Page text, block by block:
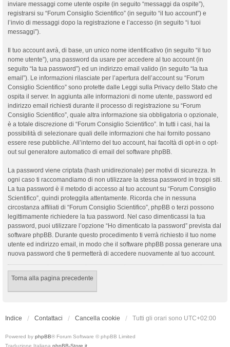
inviare messaggi come utente ospite (in seguito “messaggi da ospite”),
registrarsi su “Forum Consiglio Scientifico” (in seguito “il tuo account”) e
l’invio di messaggi dopo la registrazione e l’accesso (in seguito “i tuoi
messaggi”).
Il tuo account avrà, di base, un unico nome identificativo (in seguito “il tuo
nome utente”), una password da usare per accedere al tuo account (in
seguito “la tua password”) ed un indirizzo email valido (in seguito “la tua
email”). Le informazioni rilasciate per l’apertura dell’account su “Forum
Consiglio Scientifico” sono protette dalle Leggi sulla Privacy dello Stato che
ospita il server. In aggiunta alle informazioni di nome utente, password ed
indirizzo email richiesti durante il processo di registrazione su “Forum
Consiglio Scientifico”, quale altra informazione sia obbligatoria o opzionale,
è a totale discrezione di “Forum Consiglio Scientifico”. In tutti i casi, hai la
possibilità di selezionare quali delle informazioni che hai fornito possano
essere rese pubbliche. All’interno del tuo account, hai facoltà di opt-in o opt-
out sul generatore automatico di email del software phpBB.
La password viene criptata (hash unidirezionale) per motivi di sicurezza. In
ogni caso ti raccomandiamo di non utilizzare la stessa password in troppi siti.
La tua password è il metodo di accesso al tuo account su “Forum Consiglio
Scientifico”, quindi proteggila attentamente. Ricorda che in nessuna
circostanza affiliati di “Forum Consiglio Scientifico”, phpBB o terzi possono
legittimamente richiedere la tua password. Nel caso dimenticassi la tua
password, puoi utilizzare l’opzione “Ho dimenticato la password” prevista dal
software phpBB. Durante questo procedimento ti verrà richiesto il tuo nome
utente ed indirizzo email, in modo che il software phpBB possa generare una
nuova password che ti permetterà di accedere nuovamente al tuo account.
Torna alla pagina precedente
Indice Contattaci Cancella cookie Tutti gli orari sono UTC+02:00
Powered by phpBB® Forum Software © phpBB Limited
Traduzione Italiana phpBB-Store.it